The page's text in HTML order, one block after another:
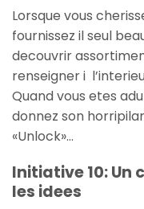
Lorsque vous
fournissez il seul
decouvrir
renseigner i
Quand vous etes
donnez son
«Unlock»…
Initiative 10: Un
les idees